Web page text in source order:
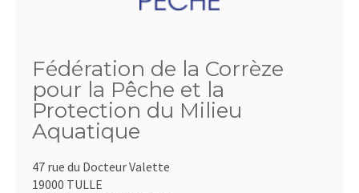
Fédération de la Corrèze
pour la Pêche et la
Protection du Milieu
Aquatique
47 rue du Docteur Valette
19000 TULLE